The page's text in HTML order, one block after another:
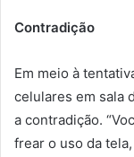
Contradição
Em meio à
celulares em sala
a contradição.
frear o uso da